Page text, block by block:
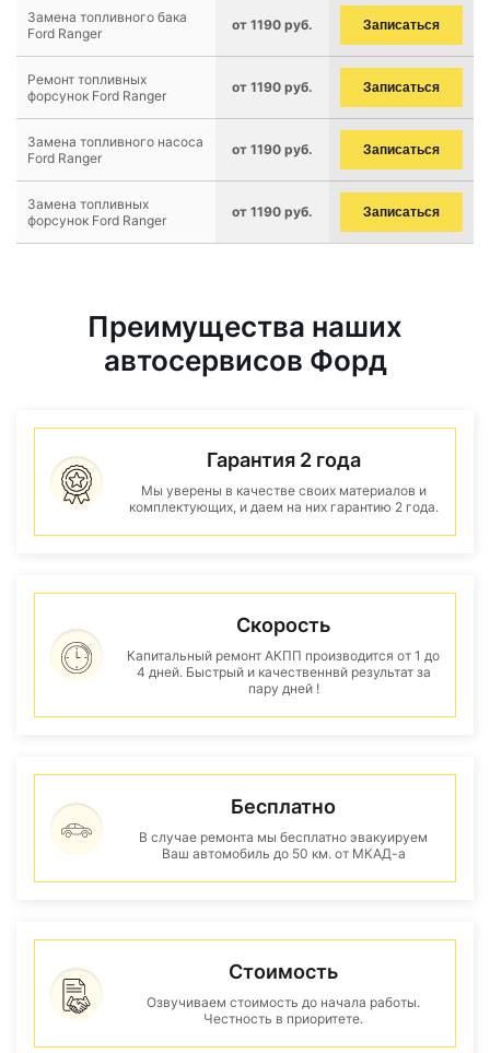
Замена топливного бака
Ford Ranger
от 1190 руб. Записаться
Ремонт топливных
форсунок Ford Ranger
от 1190 руб. Записаться
Замена топливного насоса
Ford Ranger
от 1190 руб. Записаться
Замена топливных
форсунок Ford Ranger
от 1190 руб. Записаться
Преимущества наших
автосервисов Форд
Гарантия 2 года
Мы уверены в качестве своих материалов и
комплектующих, и даем на них гарантию 2 года.
Скорость
Капитальный ремонт АКПП производится от 1 до
4 дней. Быстрый и качественнвй результат за
пару дней !
Бесплатно
В случае ремонта мы бесплатно эвакуируем
Ваш автомобиль до 50 км. от МКАД-а
Стоимость
Озвучиваем стоимость до начала работы.
Честность в приоритете.